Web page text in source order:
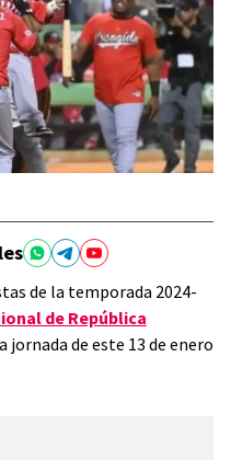
de la temporada 2024-
de República
jornada de este 13 de enero